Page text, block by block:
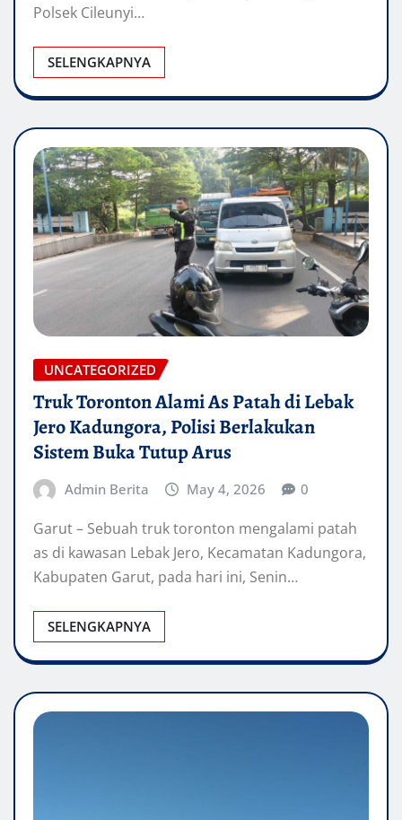
Polsek Cileunyi…
SELENGKAPNYA
UNCATEGORIZED
Truk Toronton Alami As Patah di Lebak
Jero Kadungora, Polisi Berlakukan
Sistem Buka Tutup Arus
Admin Berita May 4, 2026 0
Garut – Sebuah truk toronton mengalami patah
as di kawasan Lebak Jero, Kecamatan Kadungora,
Kabupaten Garut, pada hari ini, Senin…
SELENGKAPNYA